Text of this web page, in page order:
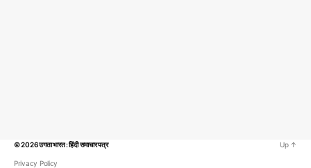
© 2026उगता भारत : हिंदी समाचार पत्र
Privacy Policy
Up ↑